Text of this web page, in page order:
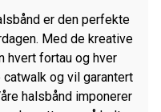
er den perfekte
Med de kreative
hvert fortau og hver
og vil garantert
halsbånd imponerer